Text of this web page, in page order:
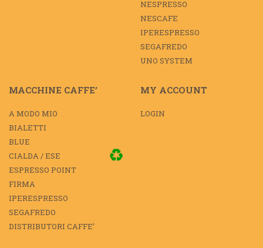
NESPRESSO
NESCAFE
IPERESPRESSO
SEGAFREDO
UNO SYSTEM
MACCHINE CAFFE’
A MODO MIO
BIALETTI
BLUE
CIALDA / ESE
ESPRESSO POINT
FIRMA
IPERESPRESSO
SEGAFREDO
DISTRIBUTORI CAFFE’
MY ACCOUNT
LOGIN